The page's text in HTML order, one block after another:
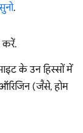
.
के उन हिस्सों में
(जैसे, होम